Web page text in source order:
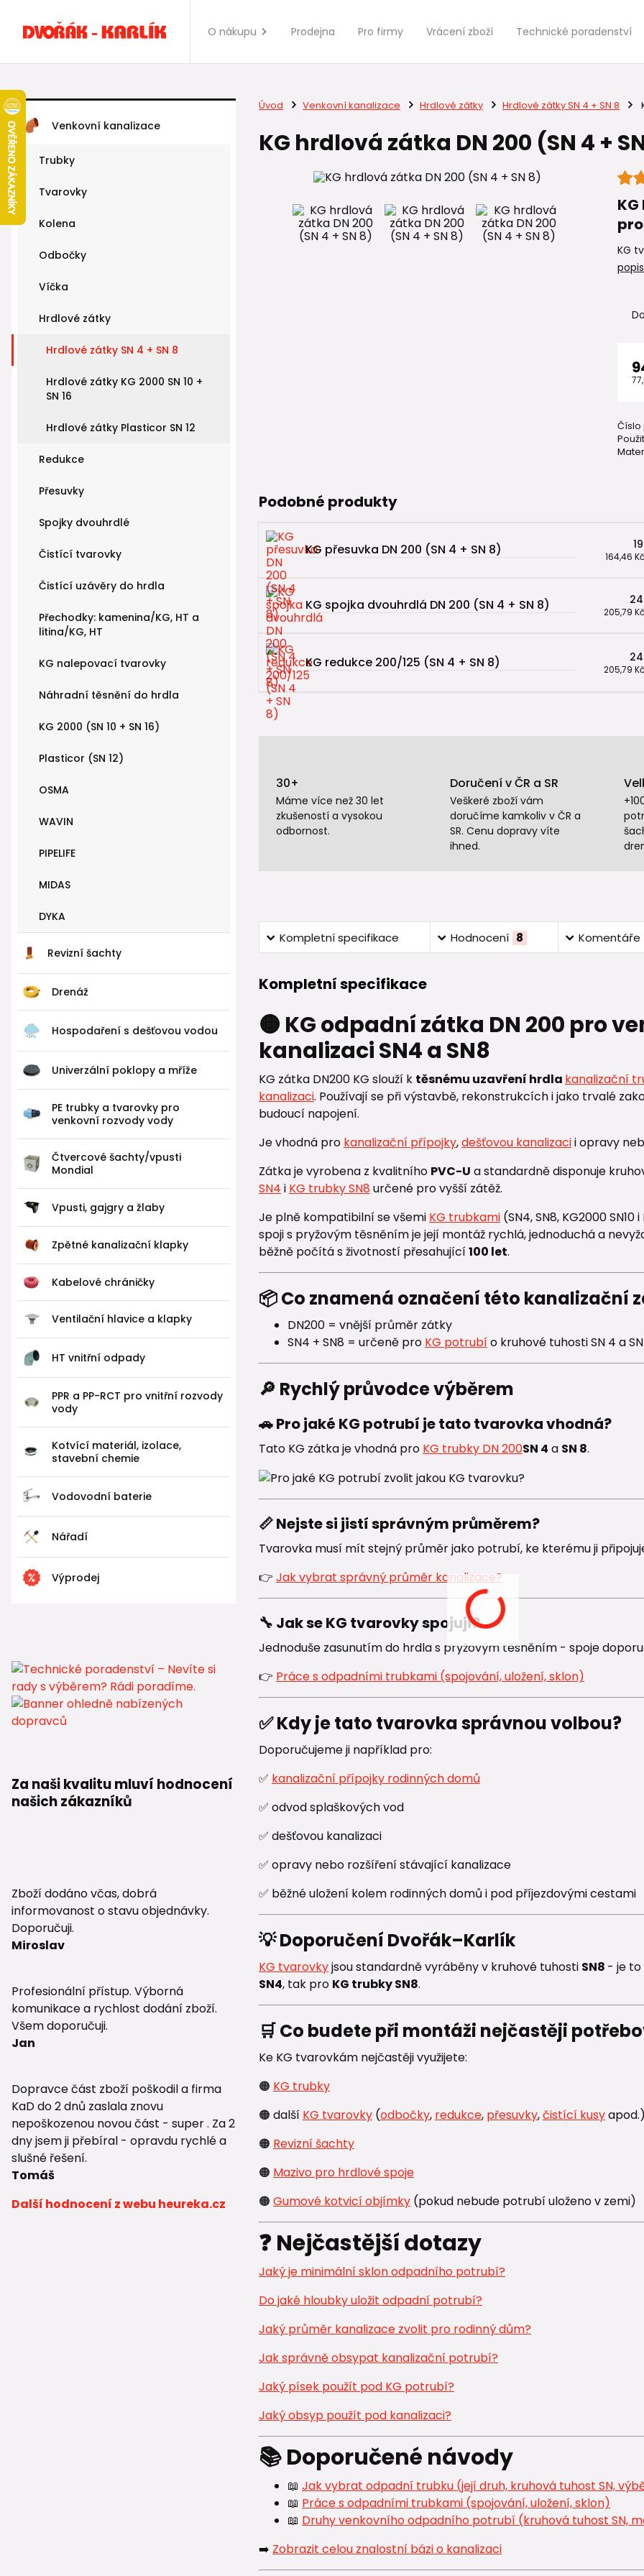
O nákupu Prodejna Pro firmy Vrácení zboží Technické poradenství
Venkovní kanalizace
Trubky
Tvarovky
Kolena
Odbočky
Víčka
Hrdlové zátky
Hrdlové zátky SN 4 + SN 8
Hrdlové zátky KG 2000 SN 10 +
SN 16
Hrdlové zátky Plasticor SN 12
Redukce
Přesuvky
Spojky dvouhrdlé
Čistící tvarovky
Čistící uzávěry do hrdla
Přechodky: kamenina/KG, HT a
litina/KG, HT
KG nalepovací tvarovky
Náhradní těsnění do hrdla
KG 2000 (SN 10 + SN 16)
Plasticor (SN 12)
OSMA
WAVIN
PIPELIFE
MIDAS
DYKA
Revizní šachty
Drenáž
Hospodaření s dešťovou vodou
Univerzální poklopy a mříže
PE trubky a tvarovky pro
venkovní rozvody vody
Čtvercové šachty/vpusti
Mondial
Vpusti, gajgry a žlaby
Zpětné kanalizační klapky
Kabelové chráničky
Ventilační hlavice a klapky
HT vnitřní odpady
PPR a PP-RCT pro vnitřní rozvody
vody
Kotvící materiál, izolace,
stavební chemie
Vodovodní baterie
Nářadí
Výprodej
Za naši kvalitu mluví hodnocení
našich zákazníků
Zboží dodáno včas, dobrá
informovanost o stavu objednávky.
Doporučuji.
Miroslav
Profesionální přístup. Výborná
komunikace a rychlost dodání zboží.
Všem doporučuji.
Jan
Dopravce část zboží poškodil a firma
KaD do 2 dnů zaslala znovu
nepoškozenou novou část - super . Za 2
dny jsem ji přebíral - opravdu rychlé a
slušné řešení.
Tomáš
Další hodnocení z webu heureka.cz
Úvod Venkovní kanalizace Hrdlové zátky Hrdlové zátky SN 4 + SN 8
KG hrdlová zátka DN 200 (SN 4 +
KG
popis
Číslo
Podobné produkty
KG přesuvka DN 200 (SN 4 + SN 8) 164,46
KG spojka dvouhrdlá DN 200 (SN 4 + SN 8) 205,79
KG redukce 200/125 (SN 4 + SN 8) 205,79
30+
Máme více než 30 let
zkušeností a vysokou
odbornost.
Doručení v ČR a SR
Veškeré zboží vám
doručíme kamkoliv v ČR a
SR. Cenu dopravy víte
ihned.
Kompletní specifikace Hodnocení 8 Komentáře
Kompletní specifikace
🟠 KG odpadní zátka DN 200 pro
kanalizaci SN4 a SN8
KG zátka DN200 KG slouží k těsnému uzavření hrdla kanalizační
kanalizaci. Používají se při výstavbě, rekonstrukcích i jako trvalé
budoucí napojení.
Je vhodná pro kanalizační přípojky,dešťovou kanalizacii opravy
Zátka je vyrobena z kvalitního PVC-U a standardně disponuje
SN4 i KG trubky SN8 určené pro vyšší zátěž.
Je plně kompatibilní se všemi KG trubkami(SN4, SN8, KG2000
spoji s pryžovým těsněním je její montáž rychlá, jednoduchá a
běžně počítá s životností přesahující100 let.
📦 Co znamená označení této kanalizační
DN200 = vnější průměr zátky
SN4 + SN8 = určeně pro KG potrubío kruhové tuhosti SN 4 a
🔎 Rychlý průvodce výběrem
🚗 Pro jaké KG potrubí je tato tvarovka vhodná?
Tato KG zátka je vhodná pro KG trubky DN 200SN 4 a SN 8.
📏 Nejste si jistí správným průměrem?
Tvarovka musí mít stejný průměr jako potrubí, ke kterému ji
👉 Jak vybrat správný průměr kanalizace?
🔧 Jak se KG tvarovky spojují?
Jednoduše zasunutím do hrdla s pryžovým těsněním - spoje
👉 Práce s odpadními trubkami (spojování, uložení, sklon)
✅ Kdy je tato tvarovka správnou volbou?
Doporučujeme ji například pro:
✅ kanalizační přípojky rodinných domů
✅ odvod splaškových vod
✅ dešťovou kanalizaci
✅ opravy nebo rozšíření stávající kanalizace
✅ běžné uložení kolem rodinných domů i pod příjezdovými cestami
💡 Doporučení Dvořák–Karlík
KG tvarovkyjsou standardně vyráběny v kruhové tuhosti SN8 - je to
SN4, tak pro KG trubky SN8.
🛒 Co budete při montáži nejčastěji
Ke KG tvarovkám nejčastěji využijete:
🟠 KG trubky
🟠 další KG tvarovky(odbočky, redukce, přesuvky,čistící kusyapod.)
🟠 Revizní šachty
🟠 Mazivo pro hrdlové spoje
🟠 Gumové kotvicí objímky(pokud nebude potrubí uloženo v zemi)
❓ Nejčastější dotazy
Jaký je minimální sklon odpadního potrubí?
Do jaké hloubky uložit odpadní potrubí?
Jaký průměr kanalizace zvolit pro rodinný dům?
Jak správně obsypat kanalizační potrubí?
Jaký písek použít pod KG potrubí?
Jaký obsyp použít pod kanalizaci?
📚 Doporučené návody
📖 Jak vybrat odpadní trubku (její druh, kruhová tuhost SN,
📖 Práce s odpadními trubkami (spojování, uložení, sklon)
📖 Druhy venkovního odpadního potrubí (kruhová tuhost SN,
➡️ Zobrazit celou znalostní bázi o kanalizaci